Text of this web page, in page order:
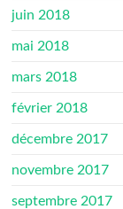
juin 2018
mai 2018
mars 2018
février 2018
décembre 2017
novembre 2017
septembre 2017